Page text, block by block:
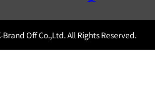
Off Co.,Ltd. All Rights Reserved.